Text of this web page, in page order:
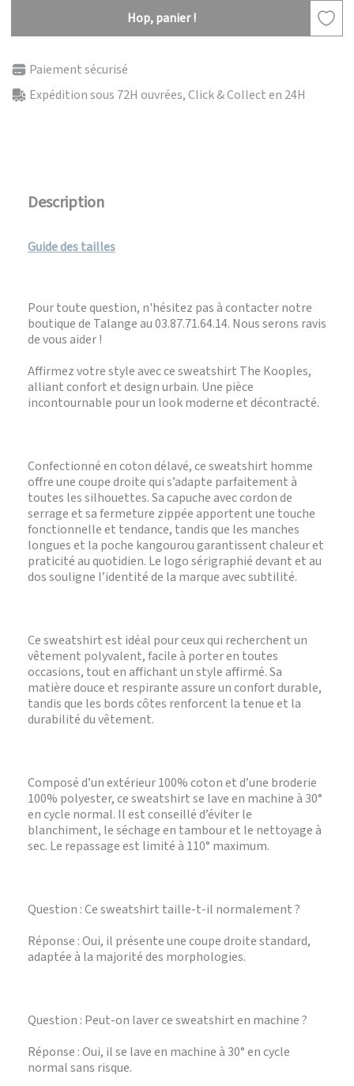
Hop, panier !
Paiement sécurisé
Expédition sous 72H ouvrées, Click & Collect en 24H
Description
Guide des tailles
Pour toute question, n'hésitez pas à contacter notre
boutique de Talange au 03.87.71.64.14. Nous serons ravis
de vous aider !
Affirmez votre style avec ce sweatshirt The Kooples,
alliant confort et design urbain. Une pièce
incontournable pour un look moderne et décontracté.
Confectionné en coton délavé, ce sweatshirt homme
offre une coupe droite qui s’adapte parfaitement à
toutes les silhouettes. Sa capuche avec cordon de
serrage et sa fermeture zippée apportent une touche
fonctionnelle et tendance, tandis que les manches
longues et la poche kangourou garantissent chaleur et
praticité au quotidien. Le logo sérigraphié devant et au
dos souligne l’identité de la marque avec subtilité.
Ce sweatshirt est idéal pour ceux qui recherchent un
vêtement polyvalent, facile à porter en toutes
occasions, tout en affichant un style affirmé. Sa
matière douce et respirante assure un confort durable,
tandis que les bords côtes renforcent la tenue et la
durabilité du vêtement.
Composé d’un extérieur 100% coton et d’une broderie
100% polyester, ce sweatshirt se lave en machine à 30°
en cycle normal. Il est conseillé d’éviter le
blanchiment, le séchage en tambour et le nettoyage à
sec. Le repassage est limité à 110° maximum.
Question : Ce sweatshirt taille-t-il normalement ?
Réponse : Oui, il présente une coupe droite standard,
adaptée à la majorité des morphologies.
Question : Peut-on laver ce sweatshirt en machine ?
Réponse : Oui, il se lave en machine à 30° en cycle
normal sans risque.